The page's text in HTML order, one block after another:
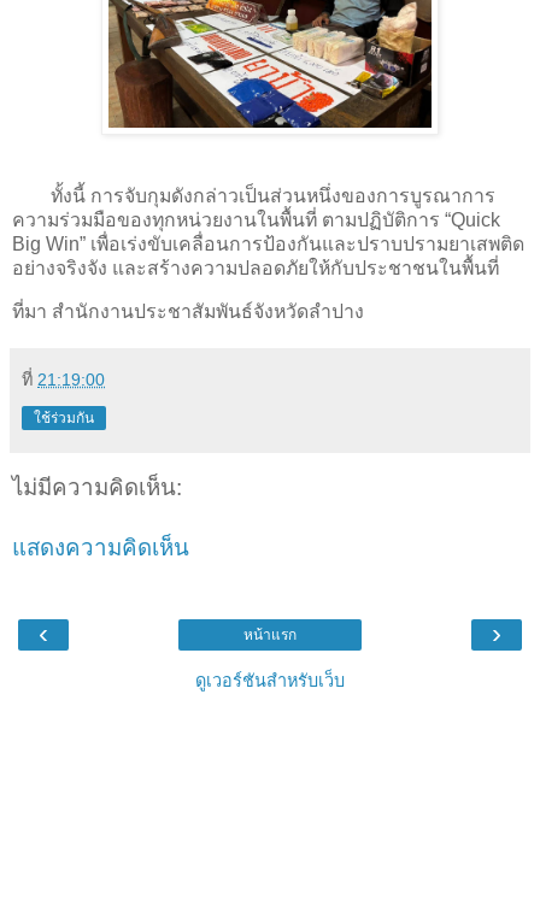
ทั้งนี้ การจับกุมดังกล่าวเป็นส่วนหนึ่งของการบูรณาการ
ความร่วมมือของทุกหน่วยงานในพื้นที่ ตามปฏิบัติการ “Quick
Big Win” เพื่อเร่งขับเคลื่อนการป้องกันและปราบปรามยาเสพติด
อย่างจริงจัง และสร้างความปลอดภัยให้กับประชาชนในพื้นที่
ที่มา สำนักงานประชาสัมพันธ์จังหวัดลำปาง
ที่ 21:19:00
ใช้ร่วมกัน
ไม่มีความคิดเห็น:
แสดงความคิดเห็น
‹ ›
หน้าแรก
ดูเวอร์ชันสำหรับเว็บ